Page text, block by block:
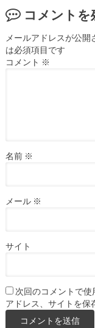
コメントを
メールアドレスが公開
は必須項目です
コメント ※
名前 ※
メール ※
サイト
次回のコメントで
アドレス、サイトを保